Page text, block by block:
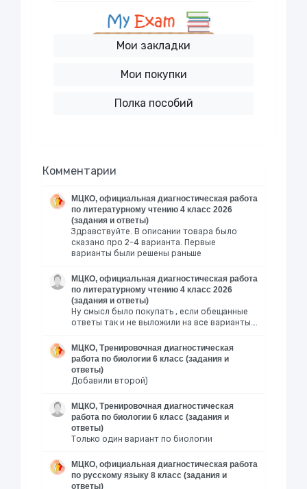
Мои закладки
Мои покупки
Полка пособий
Комментарии
МЦКО, официальная диагностическая работа
по литературному чтению 4 класс 2026
(задания и ответы)
Здравствуйте. В описании товара было
сказано про 2-4 варианта. Первые
варианты были решены раньше
МЦКО, официальная диагностическая работа
по литературному чтению 4 класс 2026
(задания и ответы)
Ну смысл было покупать , если обещанные
ответы так и не выложили на все варианты….
МЦКО, Тренировочная диагностическая
работа по биологии 6 класс (задания и
ответы)
Добавили второй)
МЦКО, Тренировочная диагностическая
работа по биологии 6 класс (задания и
ответы)
Только один вариант по биологии
МЦКО, официальная диагностическая работа
по русскому языку 8 класс (задания и
ответы)